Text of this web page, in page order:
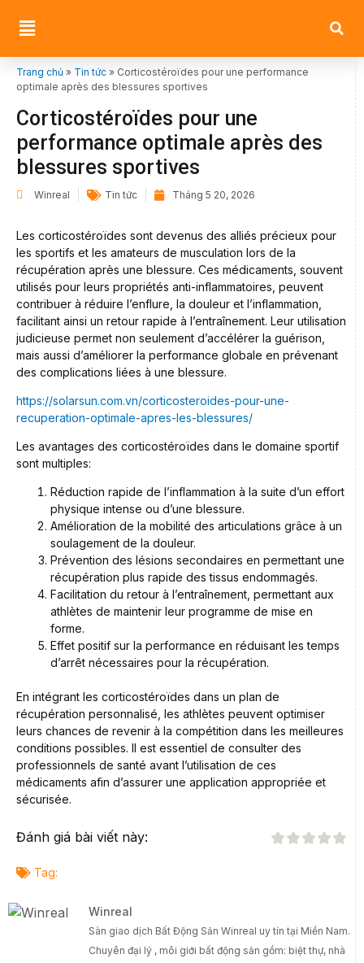
Trang chủ » Tin tức » Corticostéroïdes pour une performance
optimale après des blessures sportives
Corticostéroïdes pour une
performance optimale après des
blessures sportives
Winreal Tin tức Tháng 5 20, 2026
Les corticostéroïdes sont devenus des alliés précieux pour
les sportifs et les amateurs de musculation lors de la
récupération après une blessure. Ces médicaments, souvent
utilisés pour leurs propriétés anti-inflammatoires, peuvent
contribuer à réduire l’enflure, la douleur et l’inflammation,
facilitant ainsi un retour rapide à l’entraînement. Leur utilisation
judicieuse permet non seulement d’accélérer la guérison,
mais aussi d’améliorer la performance globale en prévenant
des complications liées à une blessure.
https://solarsun.com.vn/corticosteroides-pour-une-
recuperation-optimale-apres-les-blessures/
Les avantages des corticostéroïdes dans le domaine sportif
sont multiples:
Réduction rapide de l’inflammation à la suite d’un effort
physique intense ou d’une blessure.
Amélioration de la mobilité des articulations grâce à un
soulagement de la douleur.
Prévention des lésions secondaires en permettant une
récupération plus rapide des tissus endommagés.
Facilitation du retour à l’entraînement, permettant aux
athlètes de maintenir leur programme de mise en
forme.
Effet positif sur la performance en réduisant les temps
d’arrêt nécessaires pour la récupération.
En intégrant les corticostéroïdes dans un plan de
récupération personnalisé, les athlètes peuvent optimiser
leurs chances de revenir à la compétition dans les meilleures
conditions possibles. Il est essentiel de consulter des
professionnels de santé avant l’utilisation de ces
médicaments afin d’assurer une application appropriée et
sécurisée.
Đánh giá bài viết này:
Tag:
Winreal
Sàn giao dịch Bất Động Sản Winreal uy tín tại Miền Nam.
Chuyên đại lý , môi giới bất động sản gồm: biệt thự, nhà